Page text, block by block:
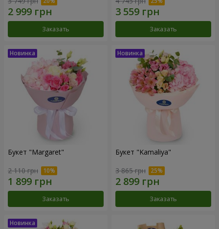
Заказать Заказать
Букет "Margaret"
2 110 грн
Заказать
Букет "Kamaliya"
3 865 грн
Заказать